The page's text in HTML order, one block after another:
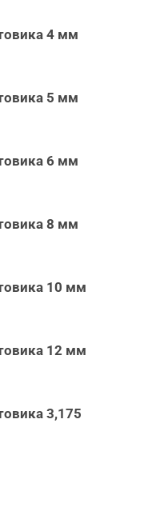
4 мм
5 мм
6 мм
8 мм
10 мм
12 мм
3,175